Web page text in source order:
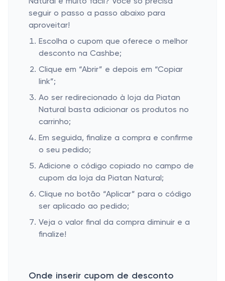
seguir o passo a passo abaixo para
aproveitar!
Escolha o cupom que oferece o melhor
desconto na Cashbe;
Clique em “Abrir” e depois em “Copiar
link”;
Ao ser redirecionado à loja da Piatan
Natural basta adicionar os produtos no
carrinho;
Em seguida, finalize a compra e confirme
o seu pedido;
Adicione o código copiado no campo de
cupom da loja da Piatan Natural;
Clique no botão “Aplicar” para o código
ser aplicado ao pedido;
Veja o valor final da compra diminuir e a
finalize!
Onde inserir cupom de desconto